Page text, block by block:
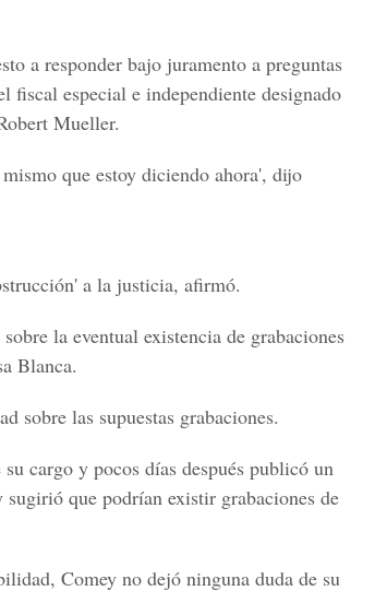
a responder bajo juramento a preguntas
fiscal especial e independiente designado
Mueller.
que estoy diciendo ahora', dijo
a la justicia, afirmó.
la eventual existencia de grabaciones
Blanca.
sobre las supuestas grabaciones.
cargo y pocos días después publicó un
que podrían existir grabaciones de
Comey no dejó ninguna duda de su